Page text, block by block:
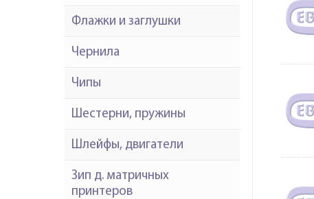
Флажки и заглушки
Чернила
Чипы
Шестерни, пружины
Шлейфы, двигатели
Зип д. матричных
принтеров